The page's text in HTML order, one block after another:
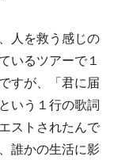
人を救う感じの
いるツアーで１
すが、「君に届
いう１行の歌詞
ストされたんで
誰かの生活に影